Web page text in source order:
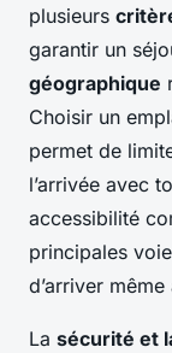
plusieurs
garantir un
géographique
Choisir un
permet de
l’arrivée avec
accessibilité
principales
d’arriver
La sécurité et